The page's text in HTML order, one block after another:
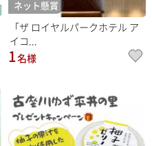
ネット懸賞
「ザ ロイヤルパークホテル ア
イコ...
1名様